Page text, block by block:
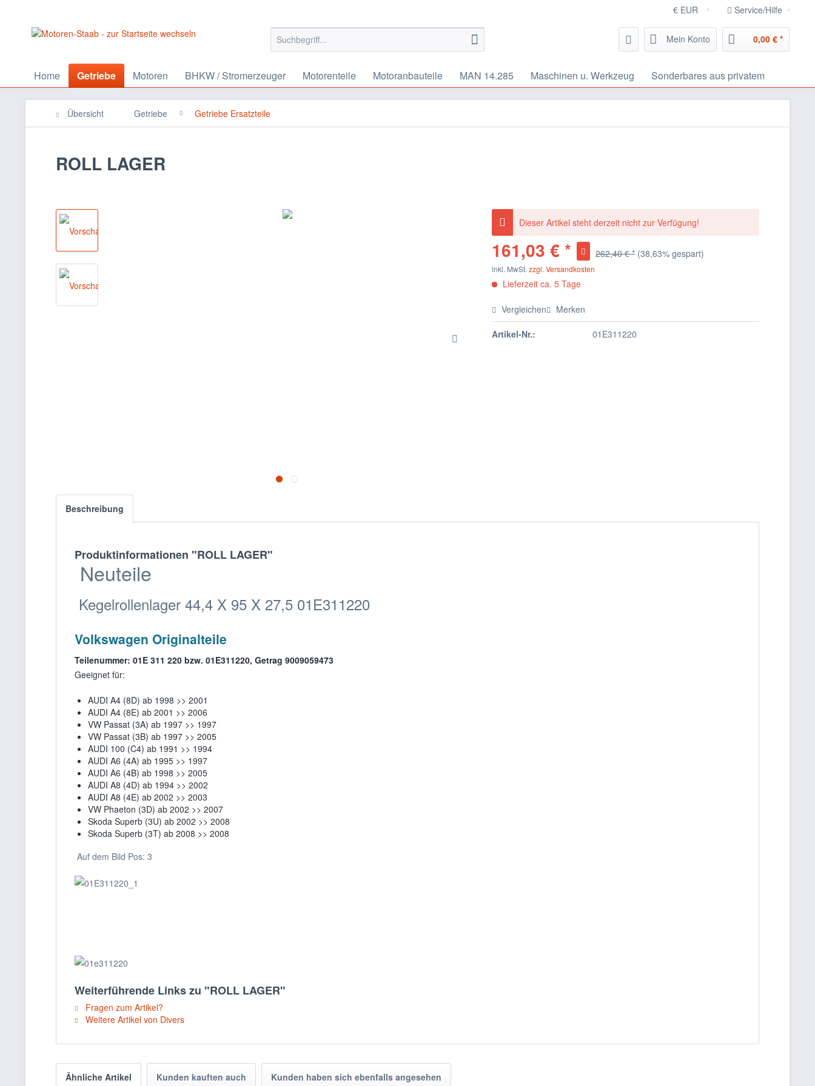
Service/Hilfe
Mein Konto 0,00 € *
Home Getriebe Motoren BHKW / Stromerzeuger Motorenteile Motoranbauteile MAN 14.285 Maschinen u. Werkzeug Sonderbares aus privatem
Übersicht Getriebe Getriebe Ersatzteile
ROLL LAGER
Dieser Artikel steht derzeit nicht zur Verfügung!
161,03 € * 262,40 € * (38,63% gespart)
inkl. MwSt.zzgl. Versandkosten
Lieferzeit ca. 5 Tage
Vergleichen Merken
Artikel-Nr.: 01E311220
Beschreibung
Produktinformationen "ROLL LAGER"
Neuteile
Kegelrollenlager 44,4 X 95 X 27,5 01E311220
Volkswagen Originalteile
Teilenummer: 01E 311 220 bzw. 01E311220, Getrag 9009059473
Geeignet für:
AUDI A4 (8D) ab 1998 >> 2001
AUDI A4 (8E) ab 2001 >> 2006
VW Passat (3A) ab 1997 >> 1997
VW Passat (3B) ab 1997 >> 2005
AUDI 100 (C4) ab 1991 >> 1994
AUDI A6 (4A) ab 1995 >> 1997
AUDI A6 (4B) ab 1998 >> 2005
AUDI A8 (4D) ab 1994 >> 2002
AUDI A8 (4E) ab 2002 >> 2003
VW Phaeton (3D) ab 2002 >> 2007
Skoda Superb (3U) ab 2002 >> 2008
Skoda Superb (3T) ab 2008 >> 2008
Auf dem Bild Pos: 3
Weiterführende Links zu "ROLL LAGER"
Fragen zum Artikel?
Weitere Artikel von Divers
Ähnliche Artikel Kunden kauften auch Kunden haben sich ebenfalls angesehen